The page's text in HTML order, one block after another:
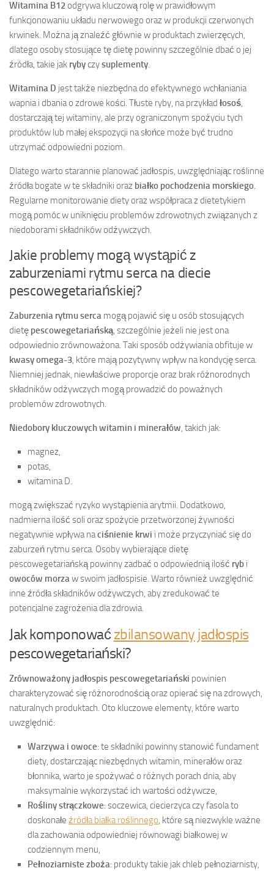
Witamina B12odgrywa kluczową rolę w prawidłowym
funkcjonowaniu układu nerwowego oraz w produkcji czerwonych
krwinek. Można ją znaleźć głównie w produktach zwierzęcych,
dlatego osoby stosujące tę dietę powinny szczególnie dbać o jej
źródła, takie jak rybyczysuplementy.
Witamina D jest także niezbędna do efektywnego wchłaniania
wapnia i dbania o zdrowe kości. Tłuste ryby, na przykład łosoś,
dostarczają tej witaminy, ale przy ograniczonym spożyciu tych
produktów lub małej ekspozycji na słońce może być trudno
utrzymać odpowiedni poziom.
Dlatego warto starannie planować jadłospis, uwzględniając roślinne
źródła bogate w te składniki oraz białko pochodzenia morskiego.
Regularne monitorowanie diety oraz współpraca z dietetykiem
mogą pomóc w uniknięciu problemów zdrowotnych związanych z
niedoborami składników odżywczych.
Jakie problemy mogą wystąpić z
zaburzeniami rytmu serca na diecie
pescowegetariańskiej?
Zaburzenia rytmu serca mogą pojawić się u osób stosujących
dietę pescowegetariańską, szczególnie jeżeli nie jest ona
odpowiednio zrównoważona. Taki sposób odżywiania obfituje w
kwasy omega-3, które mają pozytywny wpływ na kondycję serca.
Niemniej jednak, niewłaściwe proporcje oraz brak różnorodnych
składników odżywczych mogą prowadzić do poważnych
problemów zdrowotnych.
Niedobory kluczowych witamin i minerałów, takich jak:
magnez,
potas,
witamina D.
mogą zwiększać ryzyko wystąpienia arytmii. Dodatkowo,
nadmierna ilość soli oraz spożycie przetworzonej żywności
negatywnie wpływa naciśnienie krwi i może przyczyniać się do
zaburzeń rytmu serca. Osoby wybierające dietę
pescowegetariańską powinny zadbać o odpowiednią ilość ryb i
owoców morzaw swoim jadłospisie. Warto również uwzględnić
inne źródła składników odżywczych, aby zredukować te
potencjalne zagrożenia dla zdrowia.
Jak komponowaćzbilansowany jadłospis
pescowegetariański?
Zrównoważony jadłospis pescowegetariański powinien
charakteryzować się różnorodnością oraz opierać się na zdrowych,
naturalnych produktach. Oto kluczowe elementy, które warto
uwzględnić:
Warzywa i owoce: te składniki powinny stanowić fundament
diety, dostarczając niezbędnych witamin, minerałów oraz
błonnika, warto je spożywać o różnych porach dnia, aby
maksymalnie wykorzystać ich wartości odżywcze,
Rośliny strączkowe: soczewica, ciecierzyca czy fasola to
doskonałe źródła białka roślinnego, które są niezwykle ważne
dla zachowania odpowiedniej równowagi białkowej w
codziennym menu,
Pełnoziarniste zboża: produkty takie jak chleb pełnoziarnisty,